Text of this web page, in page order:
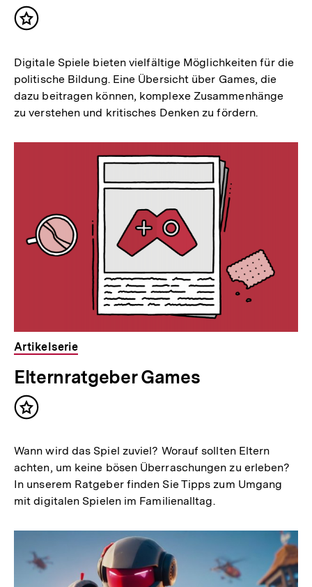
Inhalt
Digitale Spiele bieten vielfältige Möglichkeiten für die
politische Bildung. Eine Übersicht über Games, die
dazu beitragen können, komplexe Zusammenhänge
zu verstehen und kritisches Denken zu fördern.
Artikelserie
Elternratgeber Games
Inhalt
Wann wird das Spiel zuviel? Worauf sollten Eltern
achten, um keine bösen Überraschungen zu erleben?
In unserem Ratgeber finden Sie Tipps zum Umgang
mit digitalen Spielen im Familienalltag.